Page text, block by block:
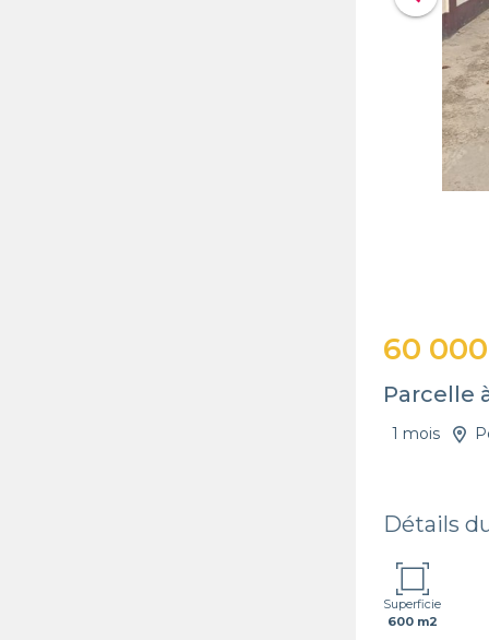
60
Parcelle
1 mois
Détails
Superficie
600 m2